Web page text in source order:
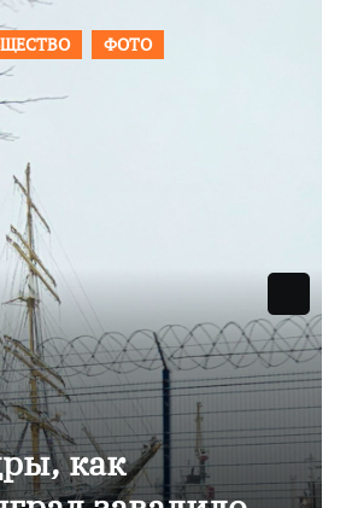
ПРОИСШЕСТВИЯ
Фоторепортаж